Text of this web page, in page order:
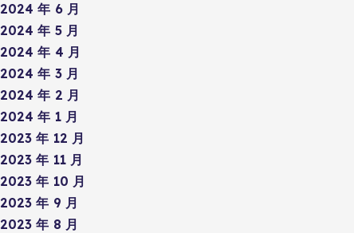
2024 年 6 月
2024 年 5 月
2024 年 4 月
2024 年 3 月
2024 年 2 月
2024 年 1 月
2023 年 12 月
2023 年 11 月
2023 年 10 月
2023 年 9 月
2023 年 8 月